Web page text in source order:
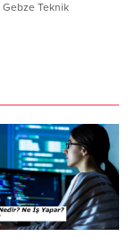
Gebze Teknik